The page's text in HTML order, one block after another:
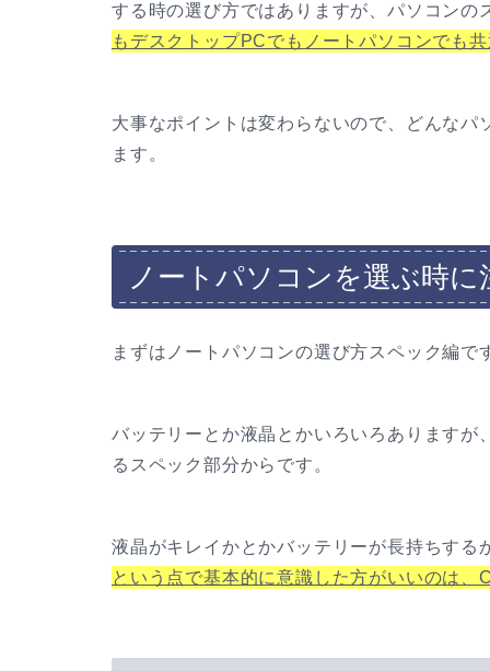
する時の選び方ではありますが、パソコンの
もデスクトップPCでもノートパソコンでも
大事なポイントは変わらないので、どんな
ます。
ノートパソコンを選ぶ時
まずはノートパソコンの選び方スペック編で
バッテリーとか液晶とかいろいろあります
るスペック部分からです。
液晶がキレイかとかバッテリーが長持ちする
という点で基本的に意識した方がいいのは